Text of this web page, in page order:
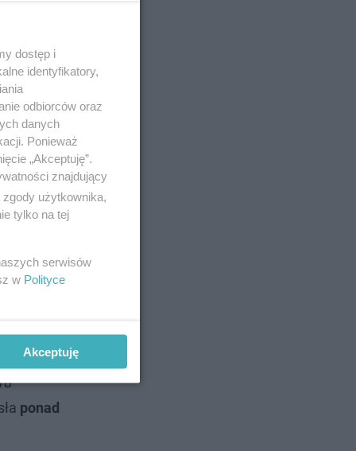
ponad
dostęp i
identyfikatory,
odbiorców oraz
danych
Ponieważ
„Akceptuję”.
znajdujący
użytkownika,
tylko na tej
serwisów
w Polityce
Akceptuję